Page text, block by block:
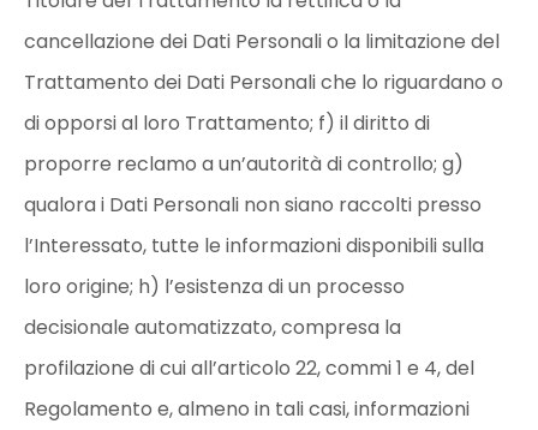
cancellazione dei Dati Personali o la limitazione del
Trattamento dei Dati Personali che lo riguardano o
di opporsi al loro Trattamento; f) il diritto di
proporre reclamo a un’autorità di controllo; g)
qualora i Dati Personali non siano raccolti presso
l’Interessato, tutte le informazioni disponibili sulla
loro origine; h) l’esistenza di un processo
decisionale automatizzato, compresa la
profilazione di cui all’articolo 22, commi 1 e 4, del
Regolamento e, almeno in tali casi, informazioni